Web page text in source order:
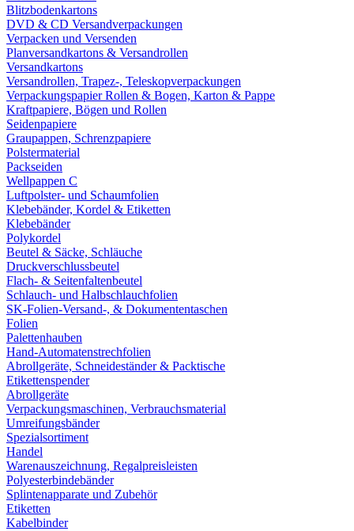
Blitzbodenkartons
DVD & CD Versandverpackungen
Verpacken und Versenden
Planversandkartons & Versandrollen
Versandkartons
Versandrollen, Trapez-, Teleskopverpackungen
Verpackungspapier Rollen & Bogen, Karton & Pappe
Kraftpapiere, Bögen und Rollen
Seidenpapiere
Graupappen, Schrenzpapiere
Polstermaterial
Packseiden
Wellpappen C
Luftpolster- und Schaumfolien
Klebebänder, Kordel & Etiketten
Klebebänder
Polykordel
Beutel & Säcke, Schläuche
Druckverschlussbeutel
Flach- & Seitenfaltenbeutel
Schlauch- und Halbschlauchfolien
SK-Folien-Versand-, & Dokumententaschen
Folien
Palettenhauben
Hand-Automatenstrechfolien
Abrollgeräte, Schneideständer & Packtische
Etikettenspender
Abrollgeräte
Verpackungsmaschinen, Verbrauchsmaterial
Umreifungsbänder
Spezialsortiment
Handel
Warenauszeichnung, Regalpreisleisten
Polyesterbindebänder
Splintenapparate und Zubehör
Etiketten
Kabelbinder